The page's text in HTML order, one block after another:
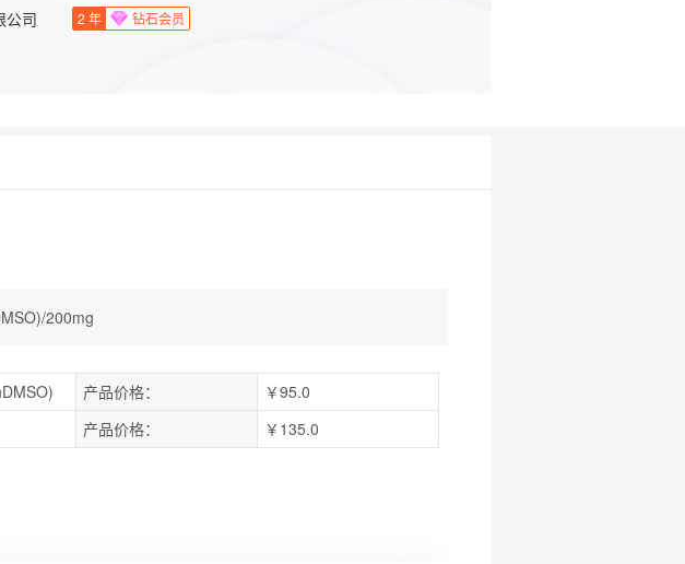
公司 2 年 钻石会员
200mg
产品价格：
￥95.0
产品价格： ￥135.0